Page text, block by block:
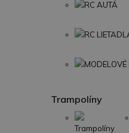
RC AUTÁ
RC
MODELOVÉ
Trampolíny
Trampolíny